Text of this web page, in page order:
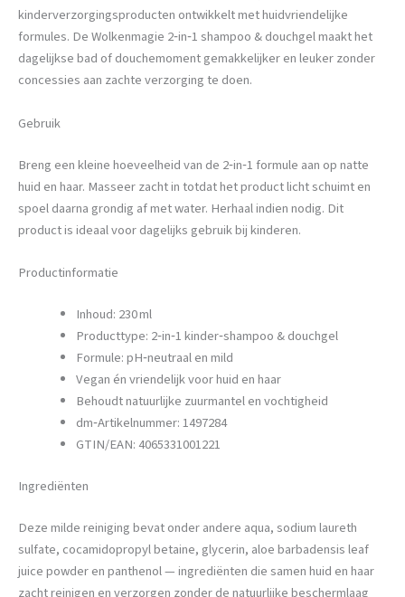
kinderverzorgingsproducten ontwikkelt met huidvriendelijke
formules. De Wolkenmagie 2‑in‑1 shampoo & douchgel maakt het
dagelijkse bad of douchemoment gemakkelijker en leuker zonder
concessies aan zachte verzorging te doen.
Gebruik
Breng een kleine hoeveelheid van de 2‑in‑1 formule aan op natte
huid en haar. Masseer zacht in totdat het product licht schuimt en
spoel daarna grondig af met water. Herhaal indien nodig. Dit
product is ideaal voor dagelijks gebruik bij kinderen.
Productinformatie
Inhoud: 230 ml
Producttype: 2‑in‑1 kinder‑shampoo & douchgel
Formule: pH‑neutraal en mild
Vegan én vriendelijk voor huid en haar
Behoudt natuurlijke zuurmantel en vochtigheid
dm‑Artikelnummer: 1497284
GTIN/EAN: 4065331001221
Ingrediënten
Deze milde reiniging bevat onder andere aqua, sodium laureth
sulfate, cocamidopropyl betaine, glycerin, aloe barbadensis leaf
juice powder en panthenol — ingrediënten die samen huid en haar
zacht reinigen en verzorgen zonder de natuurlijke beschermlaag